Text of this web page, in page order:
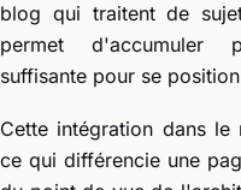
blog qui traitent de
permet d'accumuler
suffisante pour se
Cette intégration dans le
ce qui différencie une